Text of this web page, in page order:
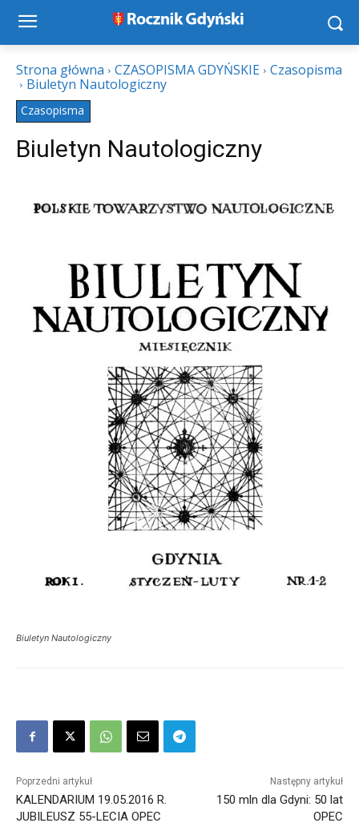
Strona główna CZASOPISMA GDYŃSKIE Czasopisma
Biuletyn Nautologiczny
Czasopisma
Biuletyn Nautologiczny
Biuletyn Nautologiczny
Poprzedni artykuł
KALENDARIUM 19.05.2016 R.
JUBILEUSZ 55-LECIA OPEC
Następny artykuł
150 mln dla Gdyni: 50 lat
OPEC